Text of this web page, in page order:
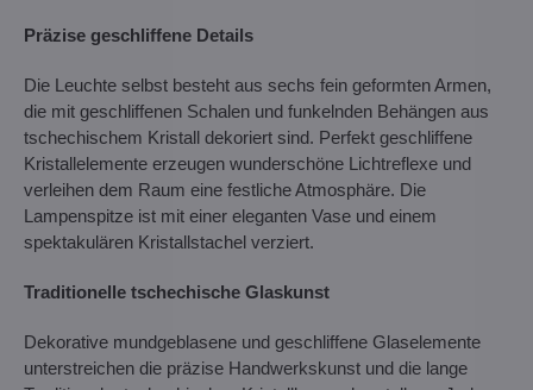
Präzise geschliffene Details
Die Leuchte selbst besteht aus sechs fein geformten Armen,
die mit geschliffenen Schalen und funkelnden Behängen aus
tschechischem Kristall dekoriert sind. Perfekt geschliffene
Kristallelemente erzeugen wunderschöne Lichtreflexe und
verleihen dem Raum eine festliche Atmosphäre. Die
Lampenspitze ist mit einer eleganten Vase und einem
spektakulären Kristallstachel verziert.
Traditionelle tschechische Glaskunst
Dekorative mundgeblasene und geschliffene Glaselemente
unterstreichen die präzise Handwerkskunst und die lange